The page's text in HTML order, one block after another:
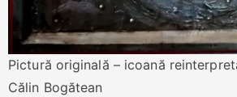
Pictură originală – icoană
Călin Bogătean